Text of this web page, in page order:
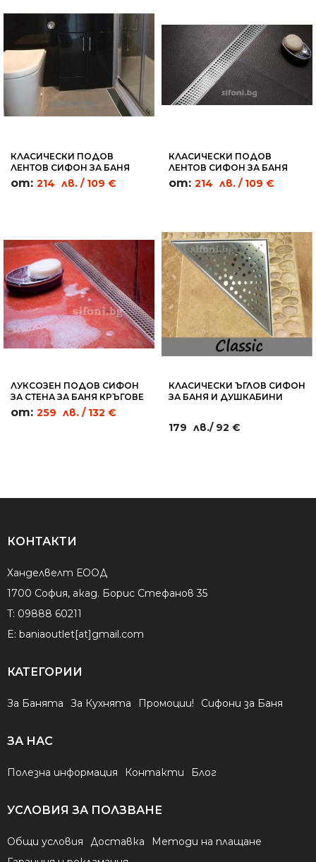
КЛАСИЧЕСКИ ПОДОВ
ЛЕНТОВ СИФОН ЗА БАНЯ
ЧЕРНО СТЪКЛО - BGC09
от: 214 лв. / 109 €
КЛАСИЧЕСКИ ПОДОВ
ЛЕНТОВ СИФОН ЗА БАНЯ
КРЪГОВЕ - CC03
от: 214 лв. / 109 €
ЛУКСОЗЕН ПОДОВ СИФОН
ЗА СТЕНА ЗА БАНЯ КРЪГОВЕ
- WL03
от: 259 лв. / 132 €
КЛАСИЧЕСКИ ЪГЛОВ СИФОН
ЗА БАНЯ И ДУШКАБИНИ
179 лв./ 92 €
КОНТАКТИ
Ханделвелт ЕООД
1700 София, акад. Борис Стефанов 35
T: 09888 60211
E: baniaoutlet[at]gmail.com
КАТЕГОРИИ
За Банята За Кухнята Промоции! Сифони за Баня
ЗА НАС
Полезна информация Контакти Блог
УСЛОВИЯ ЗА ПОЛЗВАНЕ
Общи условия Доставка
Методи на плащане